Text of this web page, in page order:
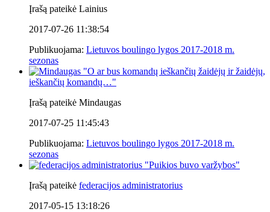
Įrašą pateikė Lainius
2017-07-26 11:38:54
Publikuojama: Lietuvos boulingo lygos 2017-2018 m.
sezonas
"O ar bus komandų ieškančių žaidėjų ir žaidėjų,
ieškančių komandų…"
Įrašą pateikė Mindaugas
2017-07-25 11:45:43
Publikuojama: Lietuvos boulingo lygos 2017-2018 m.
sezonas
"Puikios buvo varžybos"
Įrašą pateikė federacijos administratorius
2017-05-15 13:18:26